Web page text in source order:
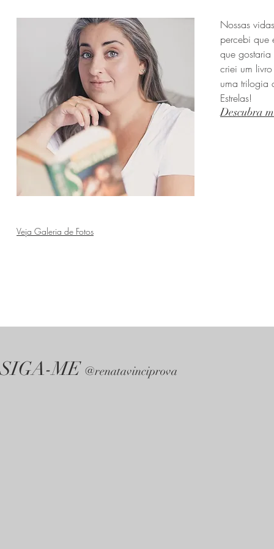
Nossas
percebi que
que gostaria
criei um
uma trilogia
Estrelas!
Descubra
Veja Galeria de Fotos
SIGA-ME @renatavinciprova